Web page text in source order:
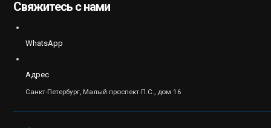
Свяжитесь с нами
WhatsApp
Адрес
Санкт-Петербург, Малый проспект П.С., дом 16